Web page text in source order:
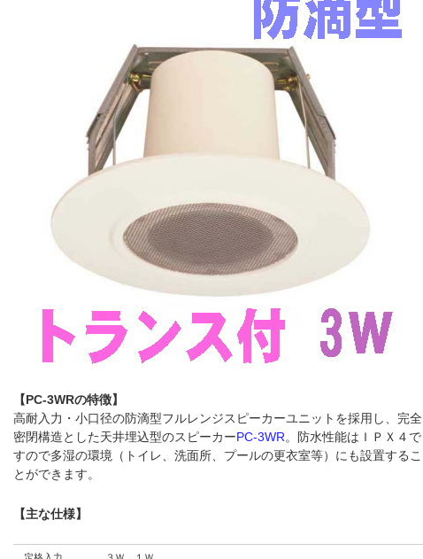
【PC-3WRの特徴】
高耐入力・小口径の防滴型フルレンジスピーカーユニットを採用し、完全
密閉構造とした天井埋込型のスピーカーPC-3WR。防水性能はＩＰＸ４で
すので多湿の環境（トイレ、洗面所、プールの更衣室等）にも設置するこ
とができます。
【主な仕様】